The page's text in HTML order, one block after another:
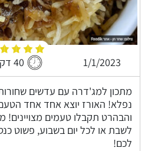
1/1/2023 40 דקות
מתכון למג'דרה עם עדשים
נפלא! האורז יוצא אחד אחד
והבהרט תקבלו טעמים מצויינים!
לשבת או לכל יום בשבוע, פשוט
לכם!